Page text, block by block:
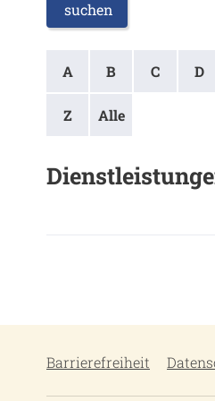
suchen
A B C D
Z Alle
Barrierefreiheit